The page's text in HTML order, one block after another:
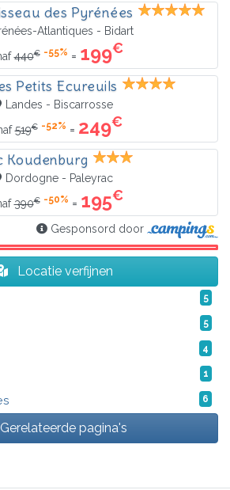
des Pyrénées
Atlantiques - Bidart
440€ -55% = 199€
Petits Ecureuils
Landes - Biscarrosse
519€ -52% = 249€
Koudenburg
Dordogne - Paleyrac
390€ -50% = 195€
Gesponsord door
Locatie verfijnen
5
5
4
1
6
Gerelateerde pagina's